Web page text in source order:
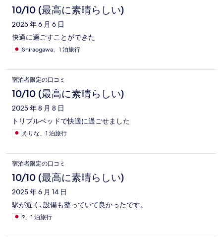
10/10 (最高に素晴らしい)
2025 年 6 月 6 日
快適に過ごすことができた
Shiraogawa、1 泊旅行
宿泊者限定の口コミ
10/10 (最高に素晴らしい)
2025 年 8 月 8 日
トリプルベッドで快適に過ごせました
えりな、1 泊旅行
宿泊者限定の口コミ
10/10 (最高に素晴らしい)
2025 年 6 月 14 日
駅が近く､設備も整っていて良かったです。
?、1 泊旅行